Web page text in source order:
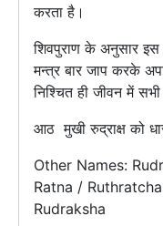
करता है।
शिवपुराण के अनुसार
मन्त्र बार जाप करके
निश्‍चित ही जीवन में सभी
आठ मुखी रुद्राक्ष को
Other Names:
Ratna /
Rudraksha